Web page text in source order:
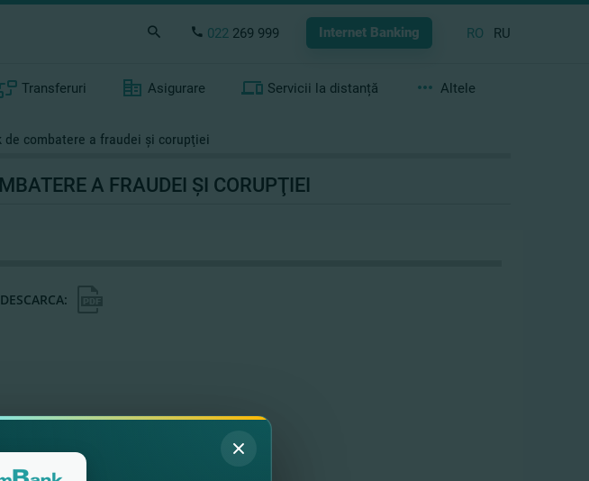
022 269 999 Internet Banking RO RU
Transferuri Asigurare Servicii la distanță Altele
de combatere a fraudei şi corupţiei
A FRAUDEI ŞI CORUPŢIEI
DESCARCA: